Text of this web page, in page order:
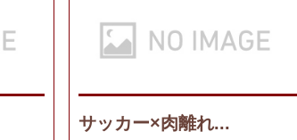
サッカー×肉離れ...